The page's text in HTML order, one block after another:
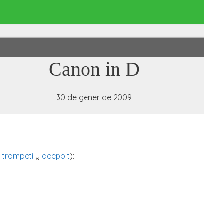
Canon in D
30 de gener de 2009
trompeti y deepbit):